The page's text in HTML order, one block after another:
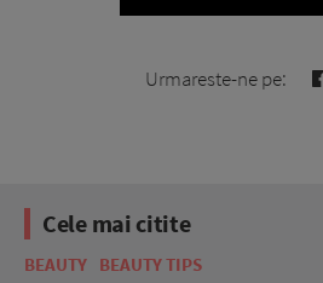
Urmareste-ne pe:
Cele mai citite
BEAUTY BEAUTY TIPS